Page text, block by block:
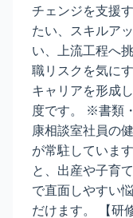
チェンジを支援
たい、スキルア
い、上流工程へ
職リスクを気に
キャリアを形成
度です。 ※書類
康相談室社員の
が常駐していま
と、出産や子育
で直面しやすい
だけます。 【研